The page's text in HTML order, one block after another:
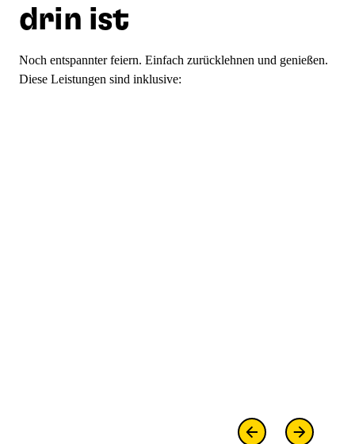
drin ist
Noch entspannter feiern. Einfach zurücklehnen und genießen.
Diese Leistungen sind inklusive: